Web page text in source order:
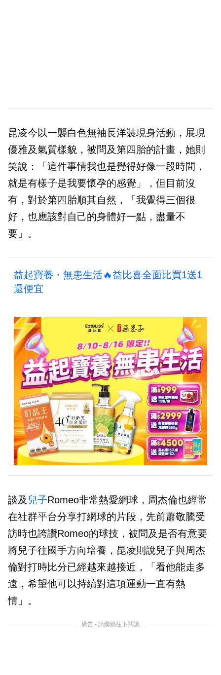
昆凌今以一襲白色無袖長洋裝現身活動，展現
優雅及氣質樣貌，被問及第四胎的計畫，她則
笑說：「這件事情我也是覺得好像一段時間，
就是有樣子是我要懷孕的感覺」，但目前沒
有，對於第四胎順其自然，「我覺得三個很
好，也應該對自己的身體好一點，盡量不
要」。
益起寶養・無患生活🔥益比喜全面比買1送1
還便宜
談及 兒子Romeo非常熱愛網球，周杰倫也經常
在社群平台分享打網球的片段，先前蕭敬騰受
訪時也誇讚Romeo的球技，被問及是否有意要
將兒子往國手方向培養，昆凌則說兒子與周杰
倫對打時比分已經越來越接近，「看他能走多
遠，希望他可以持續對這項運動一直有熱
情」。
廣告 - 請繼續往下閱讀